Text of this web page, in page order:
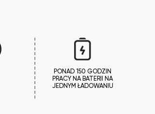
PONAD 150 GODZIN
PRACY NA BATERII NA
JEDNYM ŁADOWANIU